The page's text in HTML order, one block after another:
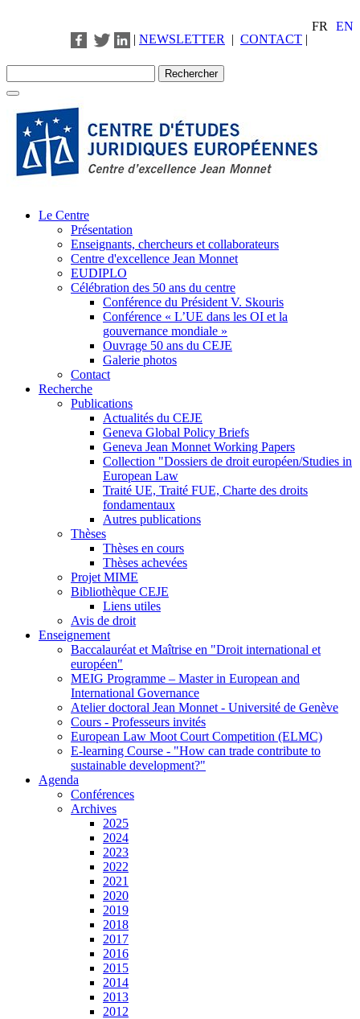
FR
EN
| NEWSLETTER | CONTACT |
Le Centre
Présentation
Enseignants, chercheurs et collaborateurs
Centre d'excellence Jean Monnet
EUDIPLO
Célébration des 50 ans du centre
Conférence du Président V. Skouris
Conférence « L’UE dans les OI et la
gouvernance mondiale »
Ouvrage 50 ans du CEJE
Galerie photos
Contact
Recherche
Publications
Actualités du CEJE
Geneva Global Policy Briefs
Geneva Jean Monnet Working Papers
Collection "Dossiers de droit européen/Studies in
European Law
Traité UE, Traité FUE, Charte des droits
fondamentaux
Autres publications
Thèses
Thèses en cours
Thèses achevées
Projet MIME
Bibliothèque CEJE
Liens utiles
Avis de droit
Enseignement
Baccalauréat et Maîtrise en "Droit international et
européen"
MEIG Programme – Master in European and
International Governance
Atelier doctoral Jean Monnet - Université de Genève
Cours - Professeurs invités
European Law Moot Court Competition (ELMC)
E-learning Course - "How can trade contribute to
sustainable development?"
Agenda
Conférences
Archives
2025
2024
2023
2022
2021
2020
2019
2018
2017
2016
2015
2014
2013
2012